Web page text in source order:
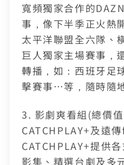
寬頻獨家合作的
事，像下半季正火熱
太平洋聯盟全六隊、
巨人獨家主場賽事，
轉播，如：西班牙足
擊賽事…等，隨時隨
3. 影劇爽看組(總價
CATCHPLAY+及遠
CATCHPLAY+提供
影集、精選台劇及多